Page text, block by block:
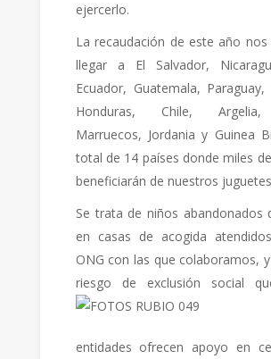
ejercerlo.
La recaudación de este año nos
llegar a El Salvador,
Ecuador, Guatemala, Paraguay,
Honduras, Chile,
Marruecos, Jordania y Guinea
total de 14 países donde miles
beneficiarán de nuestros
Se trata de niños abandonados
en casas de acogida
ONG con las que colaboramos,
riesgo de exclusión social
entidades ofrecen apoyo en